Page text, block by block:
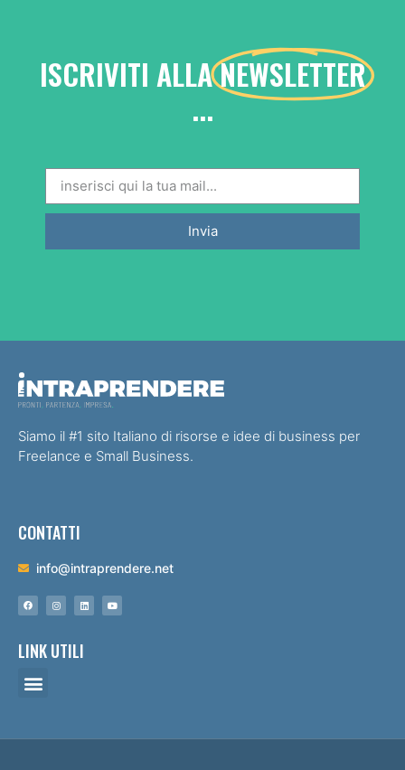
ISCRIVITI ALLANEWSLETTER
...
Invia
Siamo il #1 sito Italiano di risorse e idee di business per
Freelance e Small Business.
CONTATTI
info@intraprendere.net
LINK UTILI